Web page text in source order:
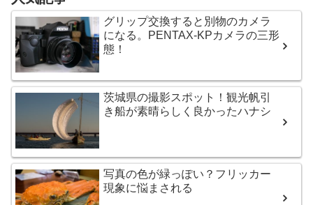
グリップ交換すると別物のカメラ
になる。PENTAX-KPカメラの三形
態！
茨城県の撮影スポット！観光帆引
き船が素晴らしく良かったハナシ
写真の色が緑っぽい？フリッカー
現象に悩まされる